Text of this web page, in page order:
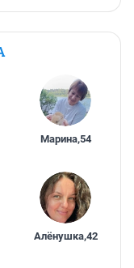
Марина,54
Алёнушка,42